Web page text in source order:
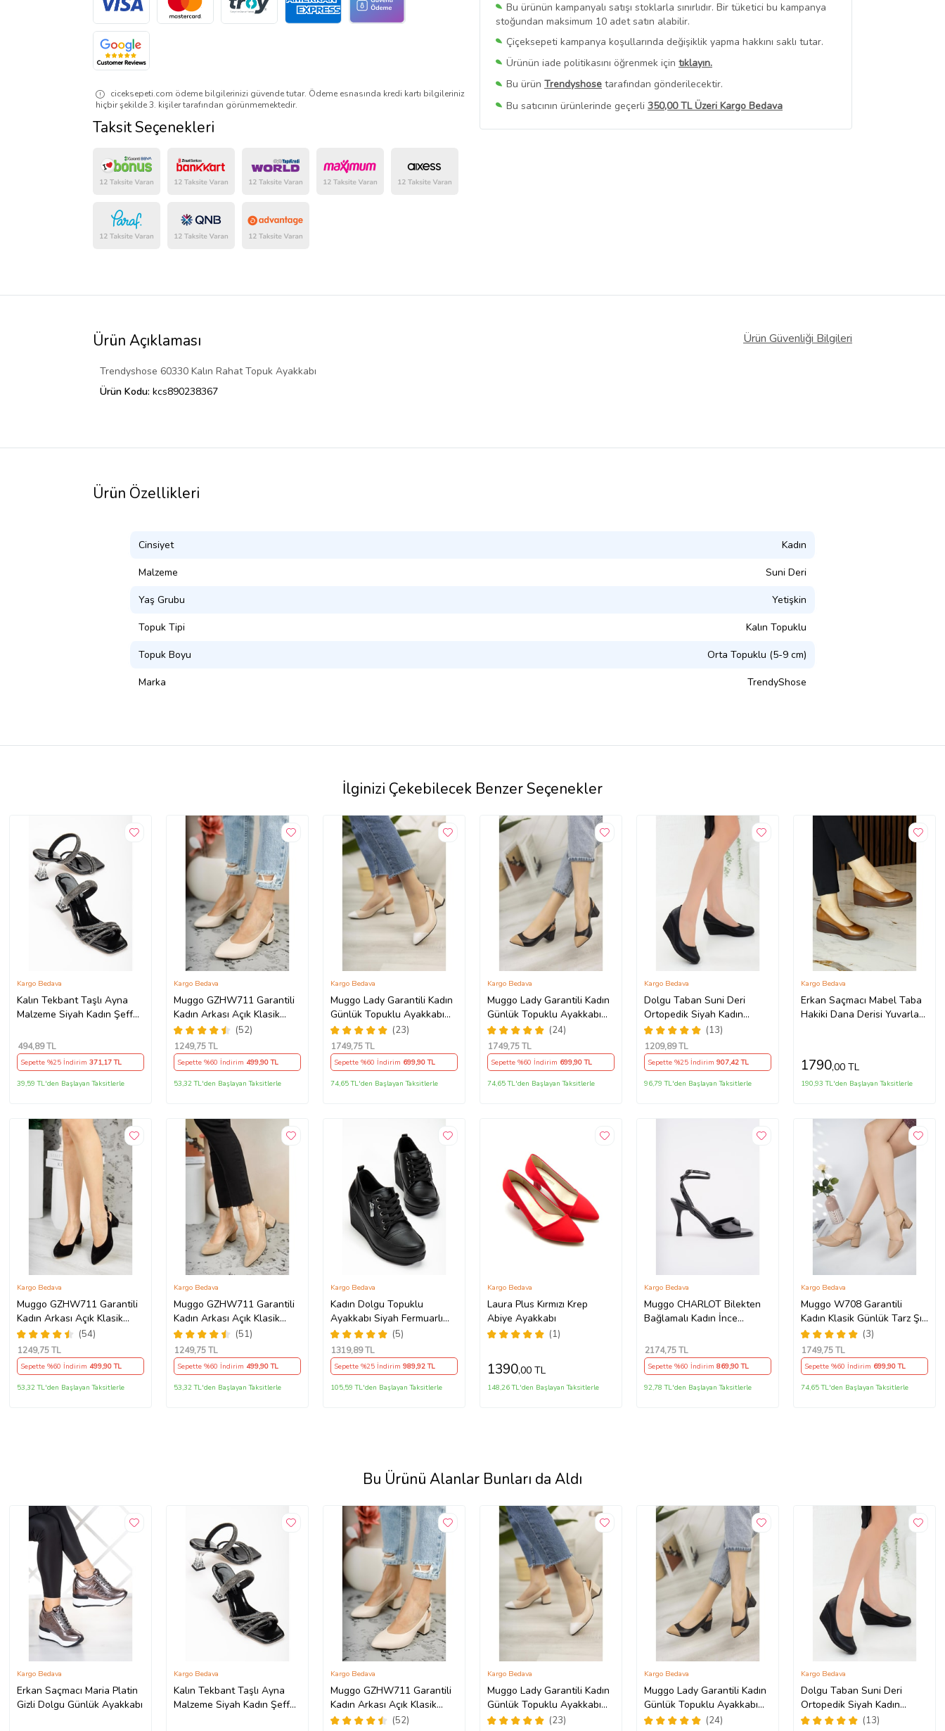
Bu ürünün kampanyalı satışı stoklarla sınırlıdır. Bir tüketici bu kampanya
stoğundan maksimum 10 adet satın alabilir.
Çiçeksepeti kampanya koşullarında değişiklik yapma hakkını saklı tutar.
Ürünün iade politikasını öğrenmek için tıklayın.
Bu ürün Trendyshose tarafından gönderilecektir.
Bu satıcının ürünlerinde geçerli 350,00 TL Üzeri Kargo Bedava
Bu SatıcınınTüm Ürünlerini Görüntüle
ciceksepeti.com ödeme bilgilerinizi güvende tutar. Ödeme esnasında kredi kartı bilgileriniz
hiçbir şekilde 3. kişiler tarafından görünmemektedir.
Taksit Seçenekleri
Ürün Açıklaması Ürün Güvenliği Bilgileri
Trendyshose 60330 Kalın Rahat Topuk Ayakkabı
Ürün Kodu: kcs890238367
Ürün Özellikleri
Cinsiyet Kadın
Malzeme Suni Deri
Yaş Grubu Yetişkin
Topuk Tipi Kalın Topuklu
Topuk Boyu Orta Topuklu (5-9 cm)
Marka TrendyShose
İlginizi Çekebilecek Benzer Seçenekler
Kalın Tekbant Taşlı Ayna
Malzeme Siyah Kadın Şeffaf
Kargo Bedava
494,89 TL
Sepette %25 İndirim 371,17 TL
39,59 TL'den Başlayan Taksitlerle
Muggo GZHW711 Garantili
Kadın Arkası Açık Klasik
Günlük Tarz Şık ve Rahat
Topuklu Ayakkabı (Krem)
(52)
Kargo Bedava
1249,75 TL
Sepette %60 İndirim 499,90 TL
53,32 TL'den Başlayan Taksitlerle
Muggo Lady Garantili Kadın
Günlük Topuklu Ayakkabı
(Krem)
(23)
Kargo Bedava
1749,75 TL
Sepette %60 İndirim 699,90 TL
74,65 TL'den Başlayan Taksitlerle
Muggo Lady Garantili Kadın
Günlük Topuklu Ayakkabı
(Siyah)
(24)
Kargo Bedava
1749,75 TL
Sepette %60 İndirim 699,90 TL
74,65 TL'den Başlayan Taksitlerle
Dolgu Taban Suni Deri
Ortopedik Siyah Kadın
Dolgu Topuklu Ayakkabı
(13)
Kargo Bedava
1209,89 TL
Sepette %25 İndirim907,42 TL
96,79 TL'den Başlayan Taksitlerle
Erkan Saçmacı Mabel Taba
Hakiki Dana Derisi Yuvarlak
Kargo Bedava
1790,00 TL
190,93 TL'den Başlayan Taksitlerle
Muggo GZHW711 Garantili
Kadın Arkası Açık Klasik
Günlük Tarz Şık ve Rahat
Topuklu Ayakkabı (Siyah)
(54)
Kargo Bedava
1249,75 TL
Sepette %60 İndirim 499,90 TL
53,32 TL'den Başlayan Taksitlerle
Muggo GZHW711 Garantili
Kadın Arkası Açık Klasik
Günlük Tarz Şık ve Rahat
Topuklu Ayakkabı (Vizon)
(51)
Kargo Bedava
1249,75 TL
Sepette %60 İndirim 499,90 TL
53,32 TL'den Başlayan Taksitlerle
Kadın Dolgu Topuklu
Ayakkabı Siyah Fermuarlı
Bağcıklı Cilt
(5)
Kargo Bedava
1319,89 TL
Sepette %25 İndirim 989,92 TL
105,59 TL'den Başlayan Taksitlerle
Laura Plus Kırmızı Krep
Abiye Ayakkabı
(1)
Kargo Bedava
1390,00 TL
148,26 TL'den Başlayan Taksitlerle
Muggo CHARLOT Bilekten
Bağlamalı Kadın İnce
Kargo Bedava
2174,75 TL
Sepette %60 İndirim869,90 TL
92,78 TL'den Başlayan Taksitlerle
Muggo W708 Garantili
Kadın Klasik Günlük Tarz Şık
ve Rahat Topuklu Ayakkabı
(Nude)
(3)
Kargo Bedava
1749,75 TL
Sepette %60 İndirim 699,90 TL
74,65 TL'den Başlayan Taksitlerle
Bu Ürünü Alanlar Bunları da Aldı
Erkan Saçmacı Maria Platin
Gizli Dolgu Günlük Ayakkabı
Kargo Bedava
Kalın Tekbant Taşlı Ayna
Malzeme Siyah Kadın Şeffaf
Kargo Bedava
Muggo GZHW711 Garantili
Kadın Arkası Açık Klasik
Günlük Tarz Şık ve Rahat
(52)
Kargo Bedava
Muggo Lady Garantili Kadın
Günlük Topuklu Ayakkabı
(Krem)
(23)
Kargo Bedava
Muggo Lady Garantili Kadın
Günlük Topuklu Ayakkabı
(Siyah)
(24)
Kargo Bedava
Dolgu Taban Suni Deri
Ortopedik Siyah Kadın
Dolgu Topuklu Ayakkabı
(13)
Kargo Bedava